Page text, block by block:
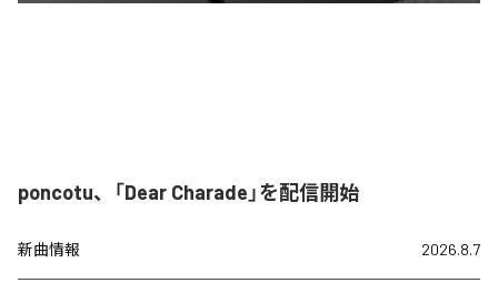
poncotu、「Dear Charade」を配信開始
新曲情報 2026.8.7